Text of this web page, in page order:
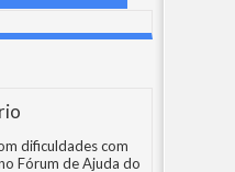
dificuldades com
Fórum de Ajuda do